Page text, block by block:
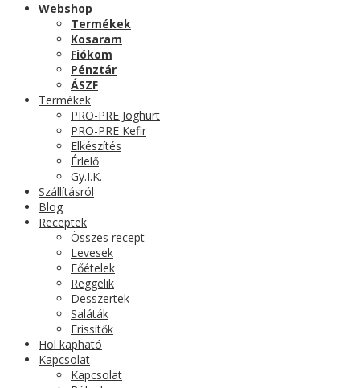
Webshop
Termékek
Kosaram
Fiókom
Pénztár
ÁSZF
Termékek
PRO-PRE Joghurt
PRO-PRE Kefir
Elkészítés
Érlelő
Gy.I.K.
Szállításról
Blog
Receptek
Összes recept
Levesek
Főételek
Reggelik
Desszertek
Saláták
Frissítők
Hol kapható
Kapcsolat
Kapcsolat